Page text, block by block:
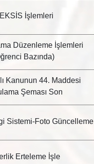
İşlemleri
Düzenleme İşlemleri
Bazında)
Kanunun 44. Maddesi
Şeması Son
Sistemi-Foto Güncelleme
Erteleme İşle